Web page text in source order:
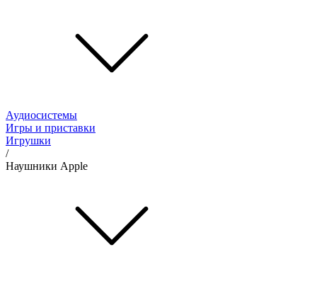
Аудиосистемы
Игры и приставки
Игрушки
/
Наушники Apple